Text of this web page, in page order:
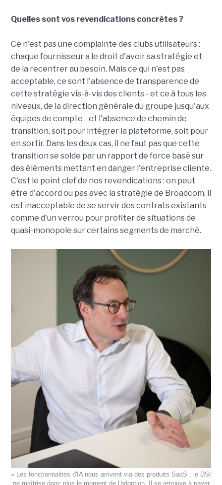
Quelles sont vos revendications concrètes ?
Ce n'est pas une complainte des clubs utilisateurs :
chaque fournisseur a le droit d'avoir sa stratégie et
de la recentrer au besoin. Mais ce qui n'est pas
acceptable, ce sont l'absence de transparence de
cette stratégie vis-à-vis des clients - et ce à tous les
niveaux, de la direction générale du groupe jusqu'aux
équipes de compte - et l'absence de chemin de
transition, soit pour intégrer la plateforme, soit pour
en sortir. Dans les deux cas, il ne faut pas que cette
transition se solde par un rapport de force basé sur
des éléments mettant en danger l'entreprise cliente.
C'est le point clef de nos revendications : on peut
être d'accord ou pas avec la stratégie de Broadcom, il
est inacceptable de se servir des contrats existants
comme d'un verrou pour profiter de situations de
quasi-monopole sur certains segments de marché.
« Les fonctionnalités d'IA nous arrivent via des produits SaaS : le DSI
ne maîtrise donc plus le moment de l'adoption. Il se retrouve à payer